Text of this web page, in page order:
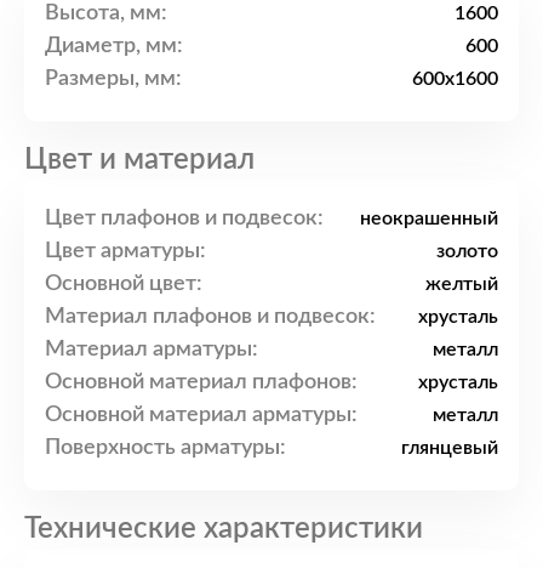
Высота, мм: 1600
Диаметр, мм: 600
Размеры, мм: 600x1600
Цвет и материал
Цвет плафонов и подвесок: неокрашенный
Цвет арматуры: золото
Основной цвет: желтый
Материал плафонов и подвесок: хрусталь
Материал арматуры: металл
Основной материал плафонов: хрусталь
Основной материал арматуры: металл
Поверхность арматуры: глянцевый
Технические характеристики